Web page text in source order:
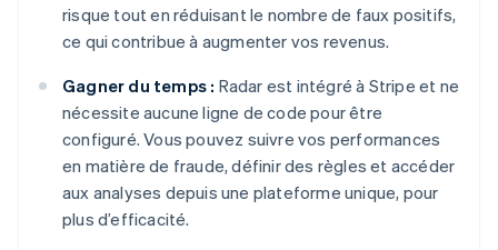
risque tout en réduisant le nombre de faux positifs,
ce qui contribue à augmenter vos revenus.
Gagner du temps : Radar est intégré à Stripe et ne
nécessite aucune ligne de code pour être
configuré. Vous pouvez suivre vos performances
en matière de fraude, définir des règles et accéder
aux analyses depuis une plateforme unique, pour
plus d’efficacité.